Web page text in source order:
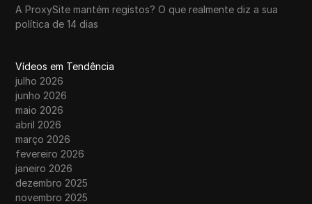
A ProxySite mantém registos? O que realmente diz a sua
política de 14 dias
Vídeos em Tendência
julho 2026
junho 2026
maio 2026
abril 2026
março 2026
fevereiro 2026
janeiro 2026
dezembro 2025
novembro 2025